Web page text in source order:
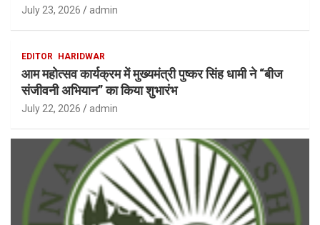
July 23, 2026 admin
EDITOR HARIDWAR
आम महोत्सव कार्यक्रम में मुख्यमंत्री पुष्कर सिंह धामी ने “बीज
संजीवनी अभियान” का किया शुभारंभ
July 22, 2026 admin